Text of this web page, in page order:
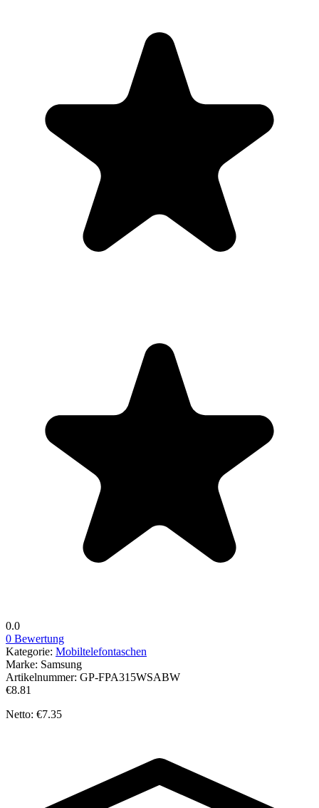
0.0
0 Bewertung
Kategorie: Mobiltelefontaschen
Marke: Samsung
Artikelnummer: GP-FPA315WSABW
€8.81
Netto: €7.35